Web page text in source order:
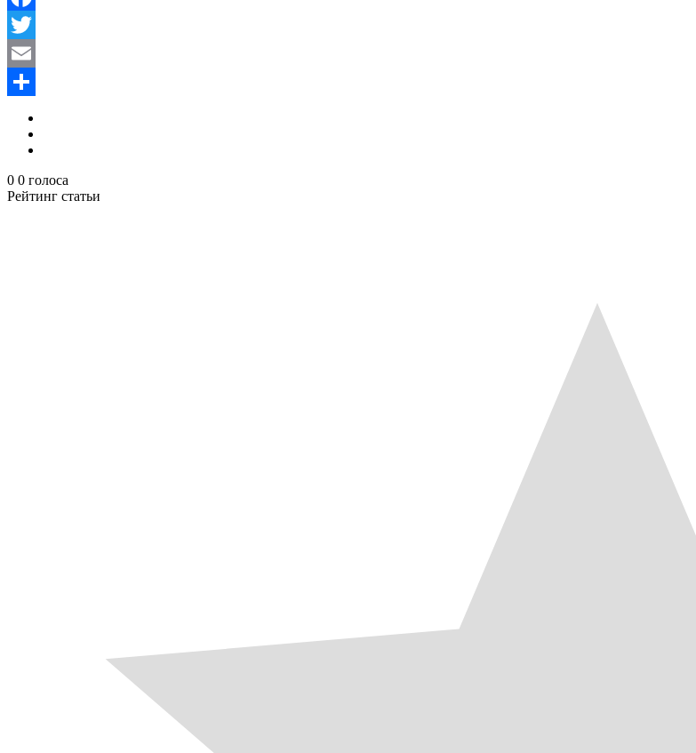
Facebook
Twitter
Email
0 0 голоса
Рейтинг статьи